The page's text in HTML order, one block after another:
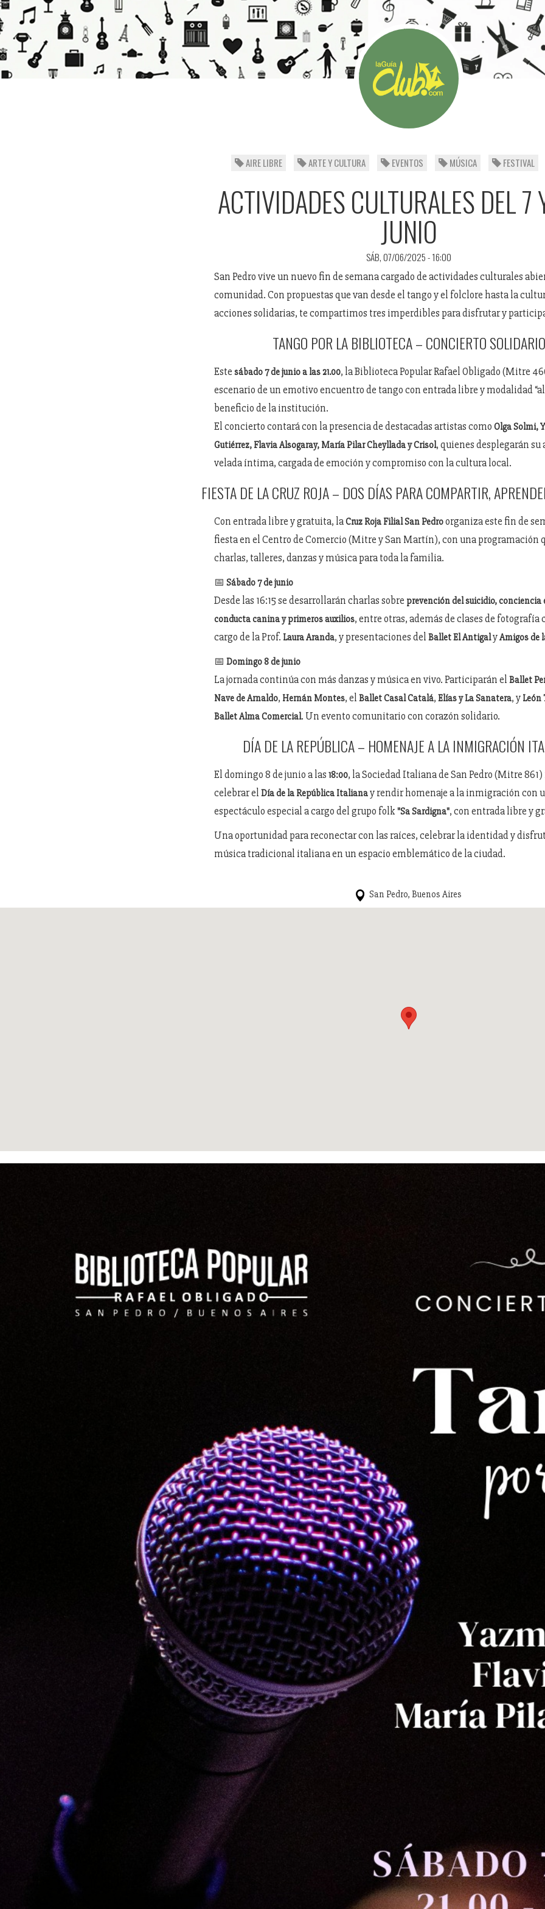
AIRE LIBRE ARTE Y CULTURA EVENTOS MÚSICA FESTIVAL
ACTIVIDADES CULTURALES DEL 7
JUNIO
SÁB, 07/06/2025 - 16:00
San Pedro vive un nuevo fin de semana cargado de actividades culturales
comunidad. Con propuestas que van desde el tango y el folclore hasta la
acciones solidarias, te compartimos tres imperdibles para disfrutar y
TANGO POR LA BIBLIOTECA – CONCIERTO SOLIDARIO
Este sábado 7 de junio a las 21.00, la Biblioteca Popular Rafael Obligado (Mitre
escenario de un emotivo encuentro de tango con entrada libre y modalidad “al
beneficio de la institución.
El concierto contará con la presencia de destacadas artistas como Olga Solmi,
Gutiérrez, Flavia Alsogaray, María Pilar Cheyllada y Crisol, quienes desplegarán su
velada íntima, cargada de emoción y compromiso con la cultura local.
FIESTA DE LA CRUZ ROJA – DOS DÍAS PARA COMPARTIR,
Con entrada libre y gratuita, laCruz Roja Filial San Pedroorganiza este fin de
fiesta en el Centro de Comercio (Mitre y San Martín), con una programación
charlas, talleres, danzas y música para toda la familia.
📅 Sábado 7 de junio
Desde las 16:15 se desarrollarán charlas sobre prevención del suicidio, conciencia
conducta canina y primeros auxilios, entre otras, además de clases de fotografía
cargo de la Prof. Laura Aranda, y presentaciones del Ballet El AntigalyAmigos de
📅 Domingo 8 de junio
La jornada continúa con más danzas y música en vivo. Participarán el Ballet
Nave de Arnaldo, Hernán Montes, el Ballet Casal Catalá, Elías y La Sanatera, y León
Ballet Alma Comercial. Un evento comunitario con corazón solidario.
DÍA DE LA REPÚBLICA – HOMENAJE A LA INMIGRACIÓN
El domingo 8 de junio a las 18:00, la Sociedad Italiana de San Pedro (Mitre
celebrar el Día de la República Italianay rendir homenaje a la inmigración con
espectáculo especial a cargo del grupo folk "Sa Sardigna", con entrada libre y
Una oportunidad para reconectar con las raíces, celebrar la identidad y
música tradicional italiana en un espacio emblemático de la ciudad.
San Pedro, Buenos Aires